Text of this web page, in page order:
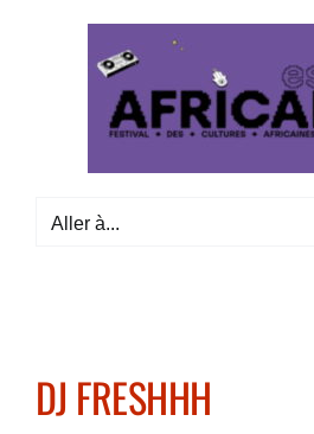
Aller à...
DJ FRESHHH